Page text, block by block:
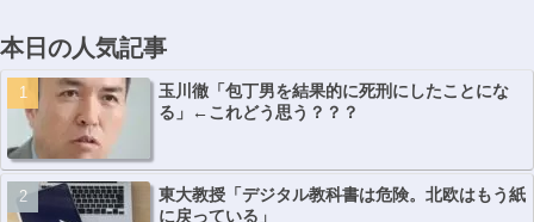
本日の人気記事
玉川徹「包丁男を結果的に死刑にしたことにな
る」←これどう思う？？？
東大教授「デジタル教科書は危険。北欧はもう紙
に戻っている」